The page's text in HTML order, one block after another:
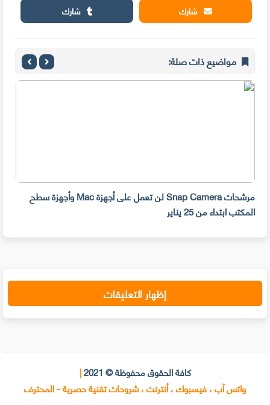
شارك
شارك
مواضيع ذات صلة:
مرشحات Snap Camera لن تعمل على أجهزة Mac وأجهزة سطح
المكتب ابتداء من 25 يناير
إظهار التعليقات
كافة الحقوق محفوظة © 2021 |
واتس آب ، فيسبوك ، أنترنت ، شروحات تقنية حصرية - المحترف